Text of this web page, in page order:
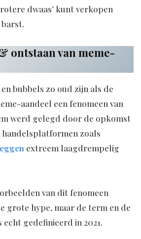
dwaas’ kunt verkopen
ontstaan van meme-
bubbels zo oud zijn als de
aandeel een fenomeen van
werd gelegd door de opkomst
handelsplatformen zoals
extreem laagdrempelig
van dit fenomeen
grote hype, maar de term en de
gedefinieerd in 2021.